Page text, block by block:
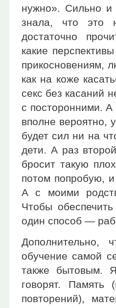
нужно». Сильно
знала, что это
достаточно
какие
прикосновениям,
как на коже
секс без касаний
с посторонними.
вполне вероятно,
будет сил ни на
дети. А раз
бросит такую
потом попробую,
А с моими
Чтобы
один способ —
Дополнительно,
обучение самой
также бытовым.
говорят. Память
повторений),